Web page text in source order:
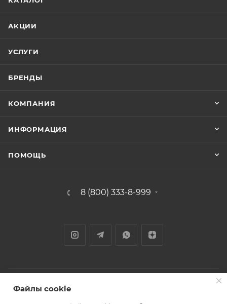
АКЦИИ
УСЛУГИ
БРЕНДЫ
КОМПАНИЯ
ИНФОРМАЦИЯ
ПОМОЩЬ
8 (800) 333-8-999
Файлы cookie